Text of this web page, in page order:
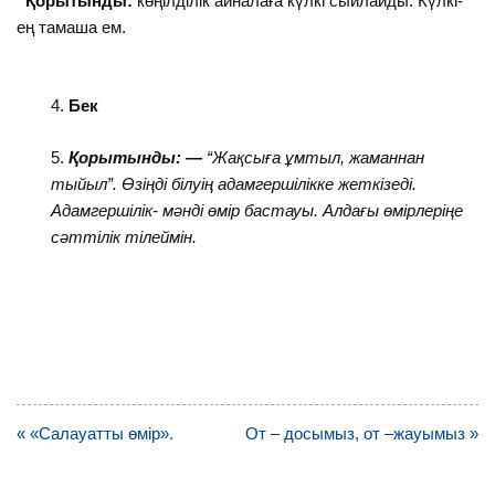
ең тамаша ем.
Бек
Қорытынды: — “Жақсыға ұмтыл, жаманнан
тыйыл”. Өзіңді білуің адамгершілікке жеткізеді.
Адамгершілік- мәнді өмір бастауы. Алдағы өмірлеріңе
сәттілік тілеймін.
Навигация
« «Салауатты өмір». От – досымыз, от –жауымыз »